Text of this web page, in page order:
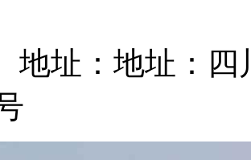
地址：地址：四